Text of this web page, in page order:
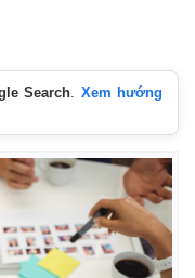
Search. Xem hướng